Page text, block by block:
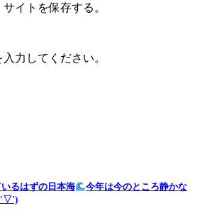
イトを保存する。
力してください。
るはずの日本海
今年は今のところ静かな